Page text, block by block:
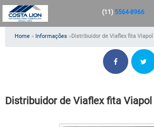
(11) 5564-8966
Home » Informações »Distribuidor de Viaflex fita Viapol
Distribuidor de Viaflex fita Viapol